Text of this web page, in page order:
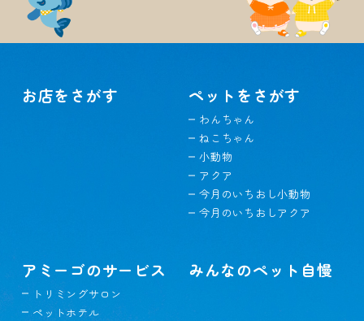
お店をさがす ペットをさがす
わんちゃん
ねこちゃん
小動物
アクア
今月のいちおし小動物
今月のいちおしアクア
アミーゴのサービス
トリミングサロン
ペットホテル
みんなのペット自慢